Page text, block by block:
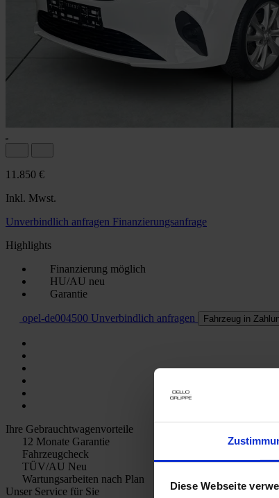
Diese Webseite
11.850 €
Inkl. Mwst.
Unverbindlich anfragen Finanzierungsanfrage
Highlights
Finanzierung möglich
HU/AU neu
Garantie
opel-de004500 Unverbindlich anfragen Fahrzeug in
Ihre Gebrauchtwagenvorteile
12 Monate Garantie
Fahrzeugcheck
TÜV/AU Neu
Wartungsarbeiten nach Plan
Unser Service für Sie